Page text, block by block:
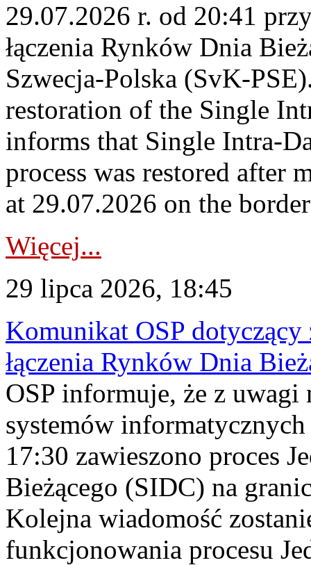
29.07.2026 r. od 20:41
łączenia Rynków Dnia
Szwecja-Polska (SvK-
restoration of the Single
informs that Single Intra-
process was restored after
at 29.07.2026 on the
Więcej...
29 lipca 2026, 18:45
Komunikat OSP dotyczący
łączenia Rynków Dnia
OSP informuje, że z uwagi
systemów
17:30 zawieszono proces
Bieżącego (SIDC) na
Kolejna wiadomość
funkcjonowania procesu